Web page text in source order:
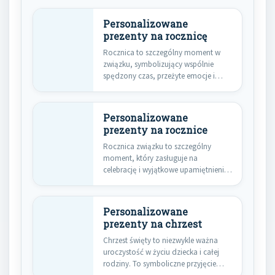
Personalizowane
prezenty na rocznicę
Rocznica to szczególny moment w
związku, symbolizujący wspólnie
spędzony czas, przeżyte emocje i
Personalizowane
prezenty na rocznice
Rocznica związku to szczególny
moment, który zasługuje na
celebrację i wyjątkowe upamiętnienie.
Personalizowane
prezenty na chrzest
Chrzest święty to niezwykle ważna
uroczystość w życiu dziecka i całej
rodziny. To symboliczne przyjęcie…